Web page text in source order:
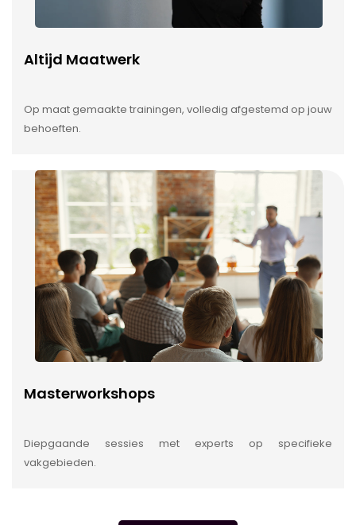
Altijd Maatwerk
Op maat gemaakte trainingen, volledig afgestemd op jouw
behoeften.
Masterworkshops
Diepgaande sessies met experts op specifieke
vakgebieden.